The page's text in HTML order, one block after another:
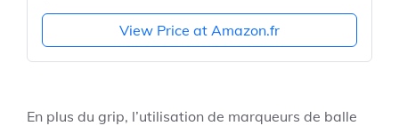
View Price at Amazon.fr
En plus du grip, l’utilisation de marqueurs de balle